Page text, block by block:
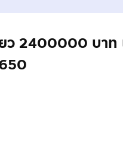
ว 2400000 บา